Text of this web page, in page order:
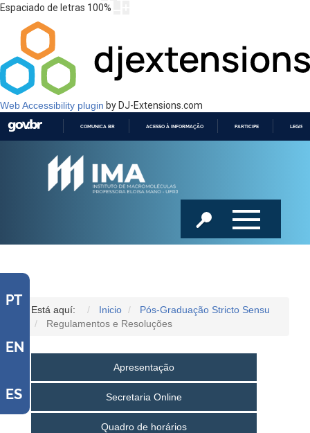
Espaciado de letras 100%
Web Accessibility plugin by DJ-Extensions.com
COMUNICA BR ACESSO À INFORMAÇÃO PARTICIPE
PT
EN
ES
Está aquí: Inicio
Pós-Graduação Stricto Sensu
Regulamentos e Resoluções
Apresentação
Secretaria Online
Quadro de horários